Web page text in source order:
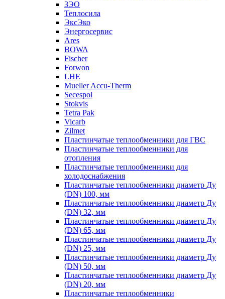
ЗЭО
Теплосила
ЭксЭко
Энергосервис
Ares
BOWA
Fischer
Forwon
LHE
Mueller Accu-Therm
Secespol
Stokvis
Tetra Pak
Vicarb
Zilmet
Пластинчатые теплообменники для ГВС
Пластинчатые теплообменники для
отопления
Пластинчатые теплообменники для
холодоснабжения
Пластинчатые теплообменники диаметр Ду
(DN) 100, мм
Пластинчатые теплообменники диаметр Ду
(DN) 32, мм
Пластинчатые теплообменники диаметр Ду
(DN) 65, мм
Пластинчатые теплообменники диаметр Ду
(DN) 25, мм
Пластинчатые теплообменники диаметр Ду
(DN) 50, мм
Пластинчатые теплообменники диаметр Ду
(DN) 20, мм
Пластинчатые теплообменники